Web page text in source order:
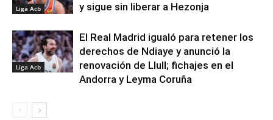
Liga Acb
y sigue sin liberar a Hezonja
Liga Acb
El Real Madrid igualó para retener los
derechos de Ndiaye y anunció la
renovación de Llull; fichajes en el
Andorra y Leyma Coruña